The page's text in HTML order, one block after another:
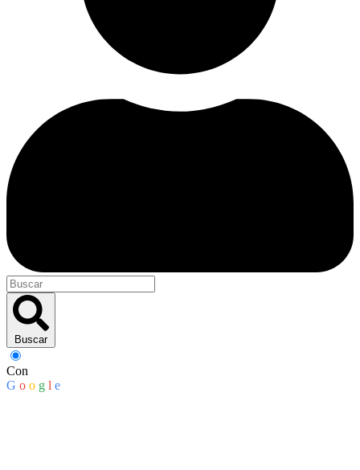
Buscar
Con
G o o g l e